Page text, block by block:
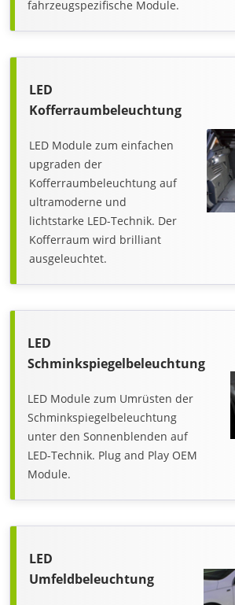
fahrzeugspezifische Module.
LED
Kofferraumbeleuchtung
LED Module zum einfachen
upgraden der
Kofferraumbeleuchtung auf
ultramoderne und
lichtstarke LED-Technik. Der
Kofferraum wird brilliant
ausgeleuchtet.
LED
Schminkspiegelbeleuchtung
LED Module zum Umrüsten der
Schminkspiegelbeleuchtung
unter den Sonnenblenden auf
LED-Technik. Plug and Play OEM
Module.
LED
Umfeldbeleuchtung